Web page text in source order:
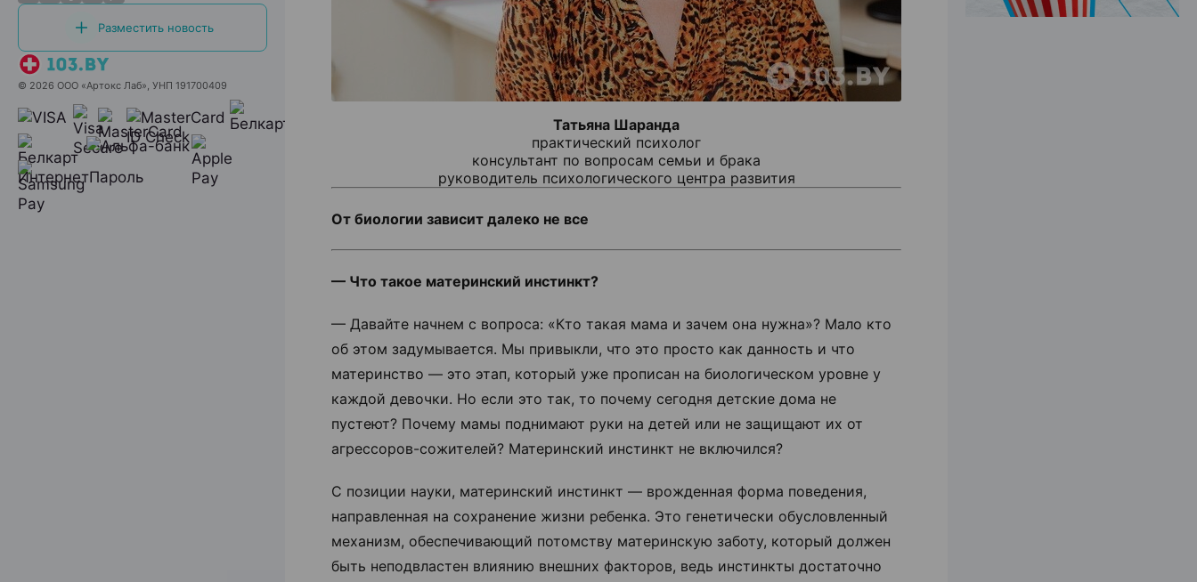
Разместить новость
© 2026 ООО «Артокс Лаб», УНП 191700409
Татьяна Шаранда
практический психолог
консультант по вопросам семьи и брака
руководитель психологического центра развития
От биологии зависит далеко не все
— Что такое материнский инстинкт?
— Давайте начнем с вопроса: «Кто такая мама и зачем она нужна»? Мало кто
об этом задумывается. Мы привыкли, что это просто как данность и что
материнство — это этап, который уже прописан на биологическом уровне у
каждой девочки. Но если это так, то почему сегодня детские дома не
пустеют? Почему мамы поднимают руки на детей или не защищают их от
агрессоров-сожителей? Материнский инстинкт не включился?
С позиции науки, материнский инстинкт — врожденная форма поведения,
направленная на сохранение жизни ребенка. Это генетически обусловленный
механизм, обеспечивающий потомству материнскую заботу, который должен
быть неподвластен влиянию внешних факторов, ведь инстинкты достаточно